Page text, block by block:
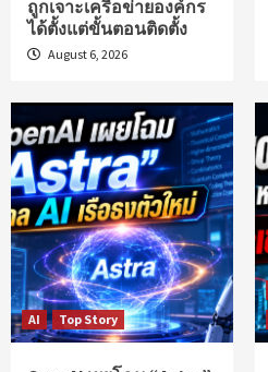
ถูกเจาะเครือข่ายองค์กร
ได้ตั้งแต่ขั้นตอนติดตั้ง
August 6, 2026
AI Top Story